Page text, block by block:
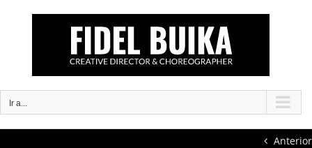
Ir a...
Anterior